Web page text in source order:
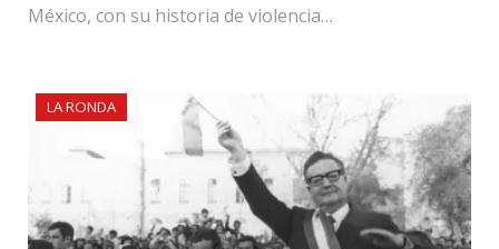
México, con su historia de violencia…
LA RONDA